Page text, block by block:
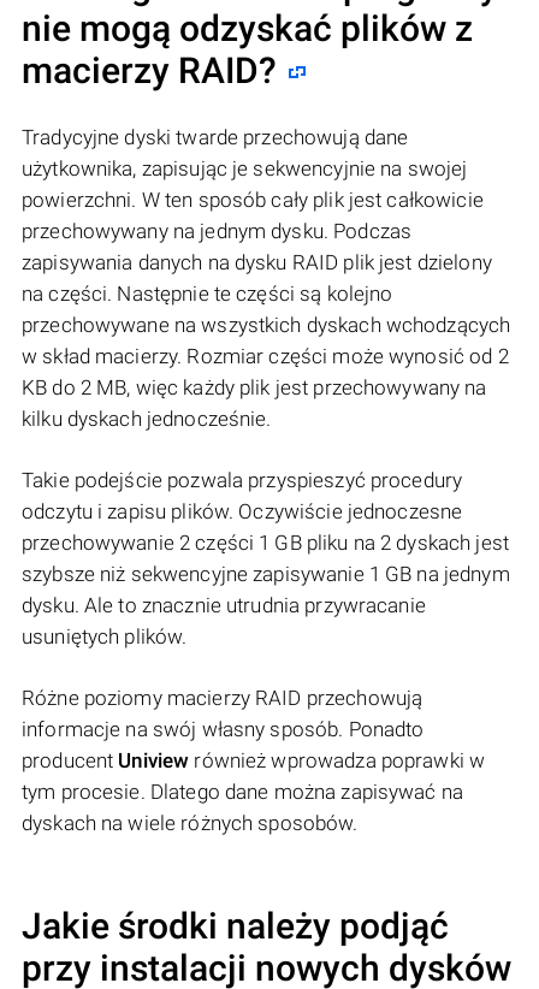
nie mogą odzyskać plików z
macierzy RAID?
Tradycyjne dyski twarde przechowują dane
użytkownika, zapisując je sekwencyjnie na swojej
powierzchni. W ten sposób cały plik jest całkowicie
przechowywany na jednym dysku. Podczas
zapisywania danych na dysku RAID plik jest dzielony
na części. Następnie te części są kolejno
przechowywane na wszystkich dyskach wchodzących
w skład macierzy. Rozmiar części może wynosić od 2
KB do 2 MB, więc każdy plik jest przechowywany na
kilku dyskach jednocześnie.
Takie podejście pozwala przyspieszyć procedury
odczytu i zapisu plików. Oczywiście jednoczesne
przechowywanie 2 części 1 GB pliku na 2 dyskach jest
szybsze niż sekwencyjne zapisywanie 1 GB na jednym
dysku. Ale to znacznie utrudnia przywracanie
usuniętych plików.
Różne poziomy macierzy RAID przechowują
informacje na swój własny sposób. Ponadto
producent Uniview również wprowadza poprawki w
tym procesie. Dlatego dane można zapisywać na
dyskach na wiele różnych sposobów.
Jakie środki należy podjąć
przy instalacji nowych dysków